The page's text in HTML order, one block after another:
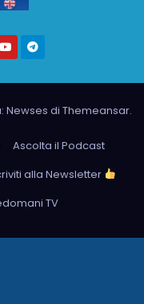
Newses di Themeansar.
Ascolta il Podcast
alla Newsletter
TV